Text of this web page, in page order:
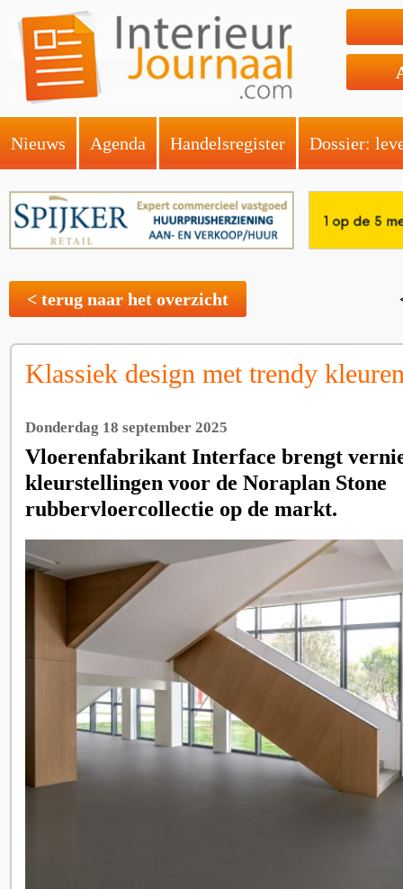
Nieuws Agenda Handelsregister Dossier:
< terug naar het overzicht
Klassiek design met trendy
Donderdag 18 september 2025
Vloerenfabrikant Interface brengt
kleurstellingen voor de Noraplan Stone
rubbervloercollectie op de markt.